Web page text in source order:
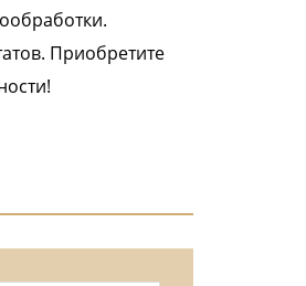
Приобретите